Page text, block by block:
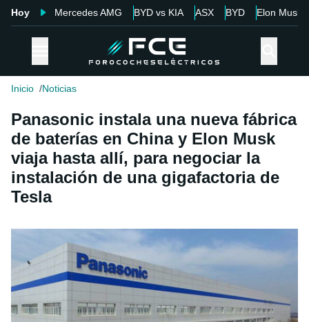
Hoy Mercedes AMG BYD vs KIA ASX BYD Elon Musk
Inicio Noticias
Panasonic instala una nueva fábrica
de baterías en China y Elon Musk
viaja hasta allí, para negociar la
instalación de una gigafactoria de
Tesla